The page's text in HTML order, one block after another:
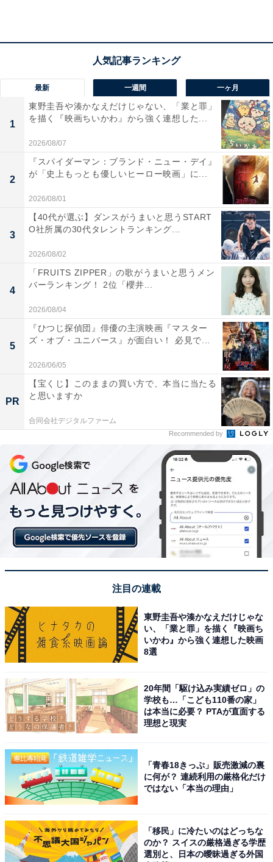
正気を失った“伊周”三浦翔平の怪演が衝撃的すぎ
る！
道長への恨みに取りつかれ、帝から許された参内もせ
ず、ひたすら呪詛をし続けていた伊周に降りかかった呪
詛返し。身も心も狂い果てた伊周は、まさに「人を呪わ
ば穴二つ」状態。視点も定まらず全身から恨みの気を噴
出する姿に衝撃が走りました。
X（旧Twitter）では、「完全に正気を失ってる伊周、三
浦翔平のこの眼球まで狂わせる演技すごくない？黒目の
向きがばらばら。現実にこんなことできる人いるんだ」
「伊周こんな凄まじい目になってたんだ…凄い役者さん
だ」「一気に老け込み病も患い、もうかつての凛々しさ
の影も見えない狂気の沙汰に憑かれた伊周を、三浦翔平
さん本当に見事なまでの演じっぷりでスタオベしたくな
ったわ」など、三浦さんの怪演に驚きと称賛の声が殺到
画像出典：NHK『光る君へ』 公式Webサイト
最新 一週間 一ヶ月
1
東野圭吾や湊かなえだけじゃない、「業と罪」
を描く『映画ちいかわ』から強く連想した...
2026/08/07
2
『スパイダーマン：ブランド・ニュー・デイ』
が「史上もっとも優しいヒーロー映画」に...
2026/08/01
3
【40代が選ぶ】ダンスがうまいと思うSTART
O社所属の30代タレントランキング...
2026/08/02
4
「FRUITS ZIPPER」の歌がうまいと思うメン
バーランキング！ 2位「櫻井...
2026/08/04
5
『ひつじ探偵団』俳優の主演映画『マスター
ズ・オブ・ユニバース』が面白い！ 必見で...
2026/06/05
PR
【宝くじ】このままの買い方で、本当に当たる
と思いますか
合同会社デジタルファーム
Recommended by
注目の連載
東野圭吾や湊かなえだけじゃな
い、「業と罪」を描く『映画ち
いかわ』から強く連想した映画
8選
20年間「駆け込み実績ゼロ」の
学校も…「こども110番の家」
は本当に必要？ PTAが直面する
理想と現実
「青春18きっぷ」販売激減の裏
に何が？ 連続利用の厳格化だけ
ではない「本当の理由」
「移民」に冷たいのはどっちな
のか？ スイスの厳格過ぎる学歴
選別と、日本の曖昧過ぎる外国